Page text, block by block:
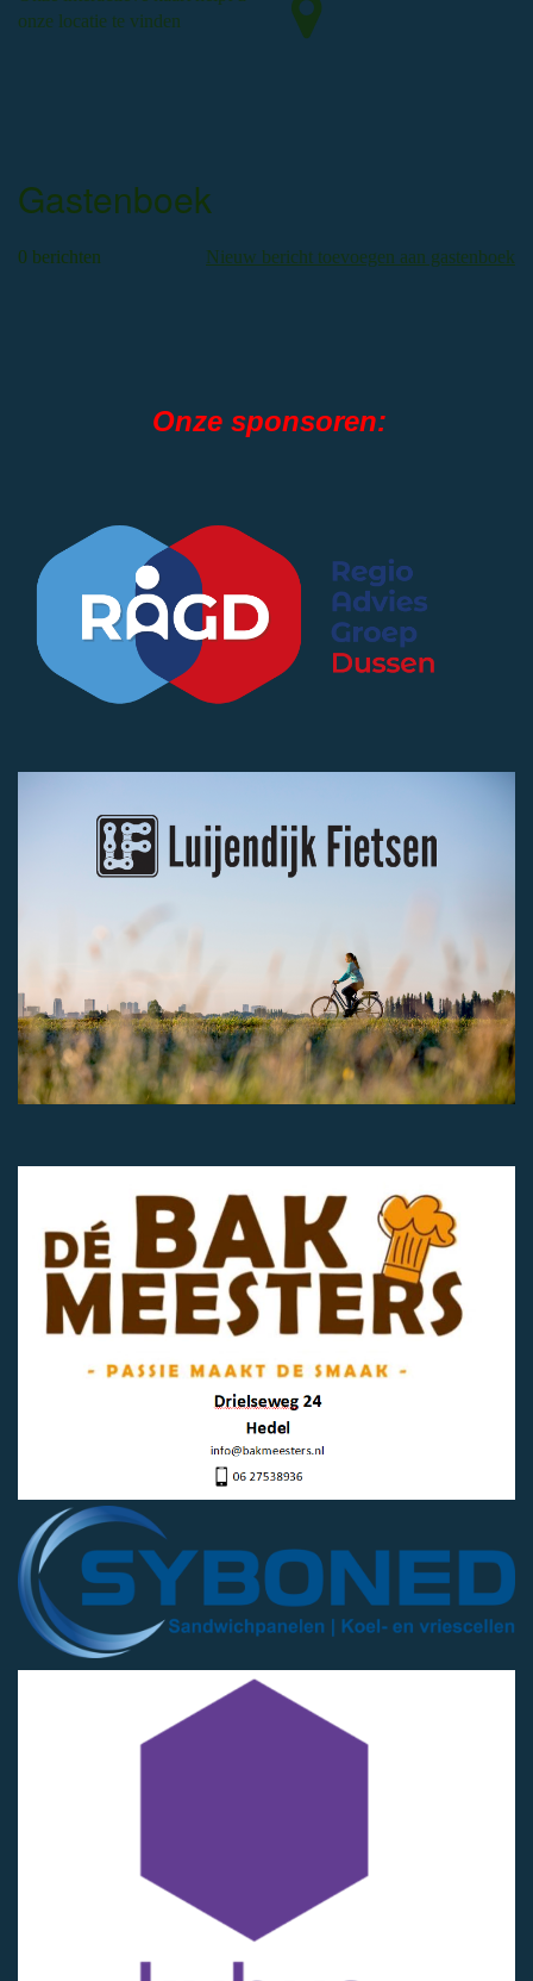
onze locatie te vinden
Gastenboek
0 berichten Nieuw bericht toevoegen aan gastenboek
Onze sponsoren: